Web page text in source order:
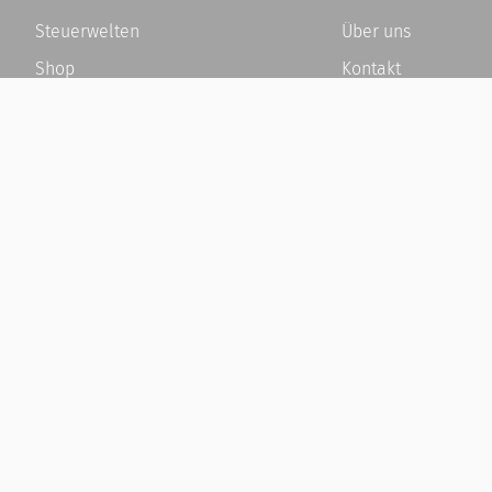
Steuerwelten
Shop
Über uns
Kontakt